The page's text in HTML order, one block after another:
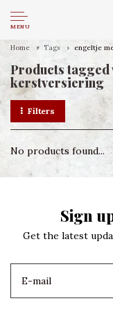
MENU
Home Tags engeltje
Products
kerstversiering
Filters
No products found...
Sign
Get the latest